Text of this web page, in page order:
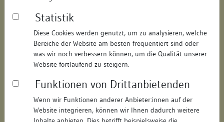
Statistik
Diese Cookies werden genutzt, um zu analysieren, welche
Bereiche der Website am besten frequentiert sind oder
was wir noch verbessern können, um die Qualität unserer
Website fortlaufend zu steigern.
Funktionen von Drittanbietenden
Wenn wir Funktionen anderer Anbieter:innen auf der
Website integrieren, können wir Ihnen dadurch weitere
Objektdaten
Straße: Vorstadt
Hausnummer: 12
Postleitzahl: 74354
Stadt-Teilort: Besigheim